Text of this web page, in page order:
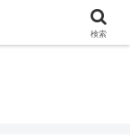
ょに歩いてゆけるっ
検索